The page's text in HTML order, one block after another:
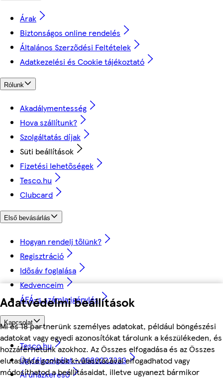
Adatvédelmi beállítások
Mi és 18 partnerünk személyes adatokat, például böngészési
adatokat vagy egyedi azonosítókat tárolunk a készülékeden, és
hozzáférhetünk azokhoz. Az Összes elfogadása és az Összes
elutasítása gombok kiválasztásával elfogadhatod vagy
módosíthatod a beállításaidat, illetve ugyanezt bármikor
Árak
Biztonságos online rendelés
Általános Szerződési Feltételek
Adatkezelési és Cookie tájékoztató
Rólunk
Akadálymentesség
Hova szállítunk?
Szolgáltatás díjak
Süti beállítások
Fizetési lehetőségek
Tesco.hu
Clubcard
Első bevásárlás
Hogyan rendelj tőlünk?
Regisztráció
Idősáv foglalása
Kedvenceim
ÁFÁ-s számla igénylés
Kapcsolat
Tesco.hu
Ügyfélszolgálat - 0680222333
Áruházkereső